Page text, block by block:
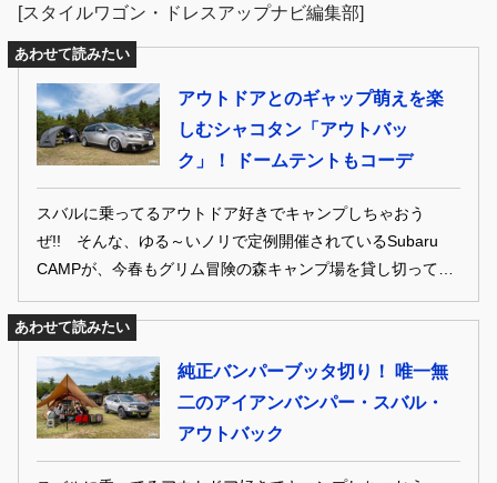
[スタイルワゴン・ドレスアップナビ編集部]
あわせて読みたい
アウトドアとのギャップ萌えを楽
しむシャコタン「アウトバッ
ク」！ ドームテントもコーデ
スバルに乗ってるアウトドア好きでキャンプしちゃおう
ぜ!! そんな、ゆる～いノリで定例開催されているSubaru
CAMPが、今春もグリム冒険の森キャンプ場を貸し切って大
け付け、 豪華景品が用意されたお楽しみ会から焚火トークま
たオーナーさんをご紹介します！
あわせて読みたい
純正バンパーブッタ切り！ 唯一無
二のアイアンバンパー・スバル・
アウトバック